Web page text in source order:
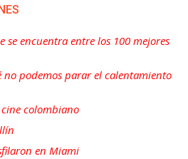
se encuentra entre los 100 mejores
podemos parar el calentamiento
colombiano
en Miami